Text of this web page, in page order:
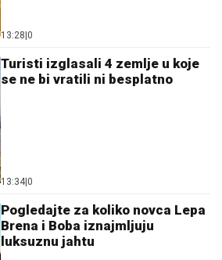
13:28|0
Turisti izglasali 4 zemlje u koje
se ne bi vratili ni besplatno
13:34|0
Pogledajte za koliko novca Lepa
Brena i Boba iznajmljuju
luksuznu jahtu